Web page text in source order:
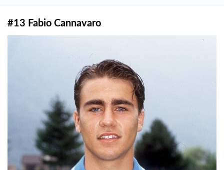
#13 Fabio Cannavaro